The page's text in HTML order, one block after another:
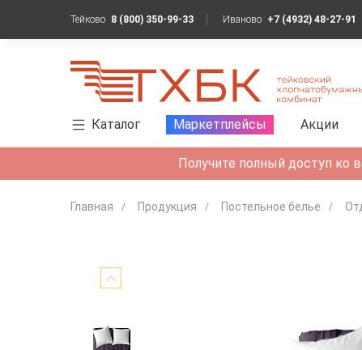
Тейково 8 (800) 350-99-33 Иваново +7 (4932) 48-27-91
Каталог Маркетплейсы Акции
Получите полный доступ ко
Главная Продукция Постельное белье